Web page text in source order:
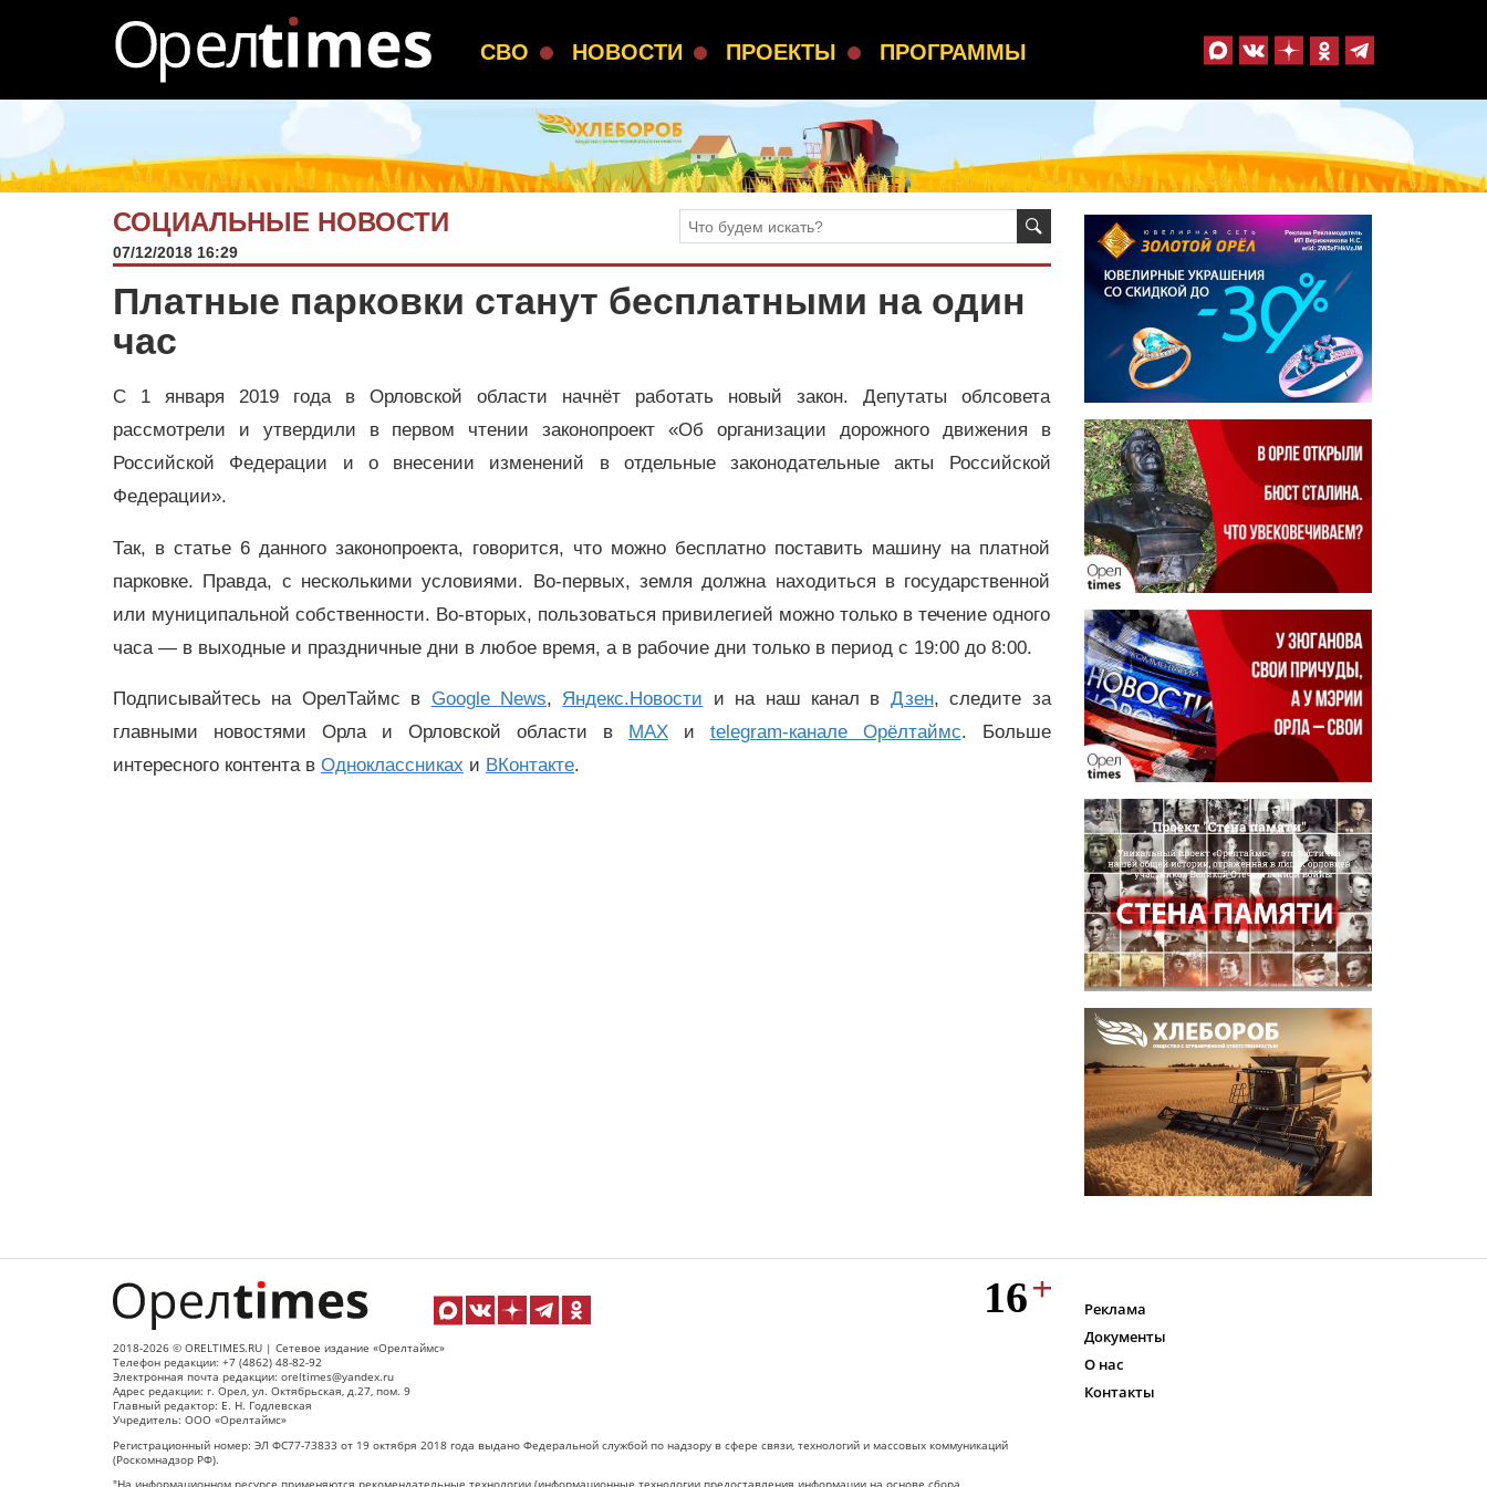
СВО НОВОСТИ ПРОЕКТЫ ПРОГРАММЫ
СОЦИАЛЬНЫЕ НОВОСТИ
07/12/2018 16:29
Платные парковки станут бесплатными на один
час
С 1 января 2019 года в Орловской области начнёт работать новый закон. Депутаты облсовета
рассмотрели и утвердили в первом чтении законопроект «Об организации дорожного движения в
Российской Федерации и о внесении изменений в отдельные законодательные акты Российской
Федерации».
Так, в статье 6 данного законопроекта, говорится, что можно бесплатно поставить машину на платной
парковке. Правда, с несколькими условиями. Во-первых, земля должна находиться в государственной
или муниципальной собственности. Во-вторых, пользоваться привилегией можно только в течение одного
часа — в выходные и праздничные дни в любое время, а в рабочие дни только в период с 19:00 до 8:00.
Подписывайтесь на ОрелТаймс в Google News, Яндекс.Новости и на наш канал в Дзен, следите за
главными новостями Орла и Орловской области в
MAXи telegram-канале Орёлтаймс. Больше
интересного контента в Одноклассниках и ВКонтакте.
2018-2026 © ORELTIMES.RU | Сетевое издание «Орелтаймс»
Телефон редакции: +7 (4862) 48-82-92
Электронная почта редакции: oreltimes@yandex.ru
Адрес редакции: г. Орел, ул. Октябрьская, д.27, пом. 9
Главный редактор: Е. Н. Годлевская
Учредитель: ООО «Орелтаймс»
Регистрационный номер: ЭЛ ФС77-73833 от 19 октября 2018 года выдано Федеральной службой по надзору в сфере связи, технологий и массовых коммуникаций
(Роскомнадзор РФ).
Реклама
Документы
О нас
Контакты